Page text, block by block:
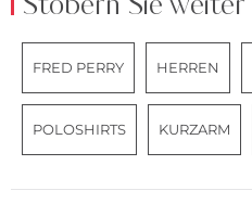
FRED PERRY HERREN
POLOSHIRTS KURZARM